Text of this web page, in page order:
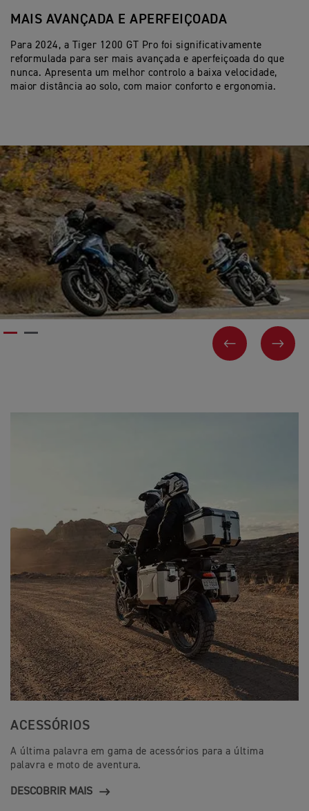
MAIS AVANÇADA E APERFEIÇOADA
Para 2024, a Tiger 1200 GT Pro foi significativamente
reformulada para ser mais avançada e aperfeiçoada do que
nunca. Apresenta um melhor controlo a baixa velocidade,
maior distância ao solo, com maior conforto e ergonomia.
PREVIOUSNEXT
ACESSÓRIOS
A última palavra em gama de acessórios para a última
palavra e moto de aventura.
DESCOBRIR MAIS